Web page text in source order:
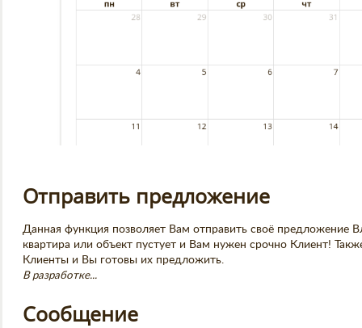
Отправить предложение
Данная функция позволяет Вам отправить своё предложение
квартира или объект пустует и Вам нужен срочно Клиент!
Клиенты и Вы готовы их предложить.
В разработке...
Сообщение